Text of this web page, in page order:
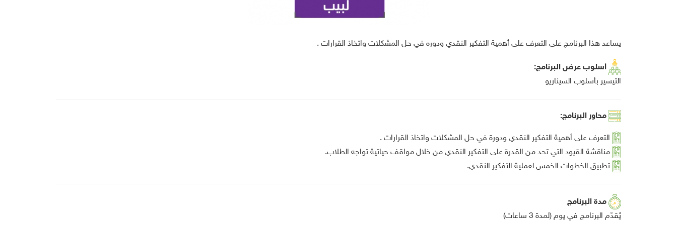
يساعد هذا البرنامج على التعرف على أهمية التفكير النقدي ودوره في حل المشكلات واتخاذ القرارات .
أسلوب عرض البرنامج:
التيسير بأسلوب السيناريو
محاور البرنامج:
التعرف على أهمية التفكير النقدي ودورة في حل المشكلات واتخاذ القرارات .
مناقشة القيود التي تحد من القدرة على التفكير النقدي من خلال مواقف حياتية تواجه الطلاب.
تطبيق الخطوات الخمس لعملية التفكير النقدي.
مدة البرنامج
يُقدّم البرنامج في يوم (لمدة 3 ساعات)